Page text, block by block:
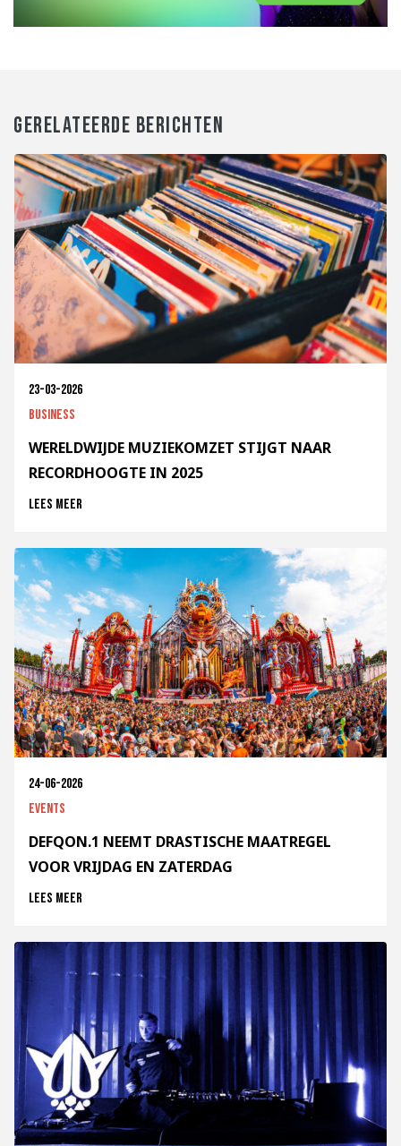
GERELATEERDE BERICHTEN
23-03-2026
Business
WERELDWIJDE MUZIEKOMZET STIJGT NAAR
RECORDHOOGTE IN 2025
Lees meer
24-06-2026
Events
DEFQON.1 NEEMT DRASTISCHE MAATREGEL
VOOR VRIJDAG EN ZATERDAG
Lees meer